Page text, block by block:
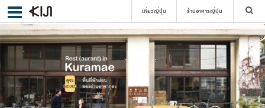
เที่ยวญี่ปุ่น ร้านอาหารญี่ปุ่น
ค้นหา